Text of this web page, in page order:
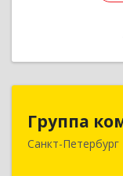
Группа
Санкт-Петербург